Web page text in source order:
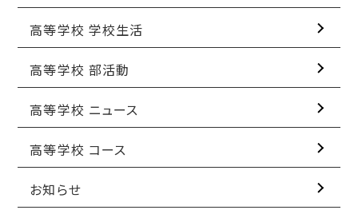
高等学校 学校生活
高等学校 部活動
高等学校 ニュース
高等学校 コース
お知らせ